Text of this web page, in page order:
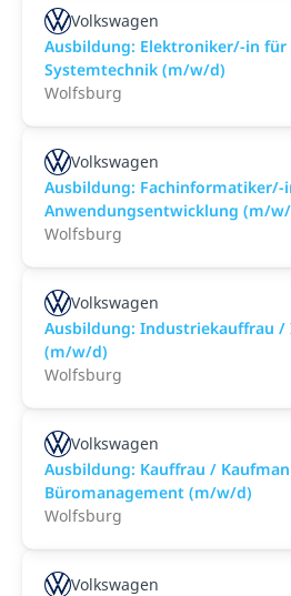
Volkswagen
Ausbildung: Elektroniker/-in
Systemtechnik (m/w/d)
Wolfsburg
Volkswagen
Ausbildung: Fachinformatiker/-
Anwendungsentwicklung (m/
Wolfsburg
Volkswagen
Ausbildung: Industriekauffrau
(m/w/d)
Wolfsburg
Volkswagen
Ausbildung: Kauffrau /
Büromanagement (m/w/d)
Wolfsburg
Volkswagen